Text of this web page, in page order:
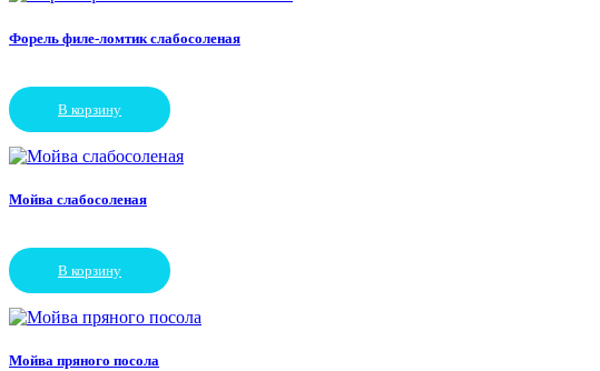
Форель филе-ломтик слабосоленая
В корзину
Мойва слабосоленая
В корзину
Мойва пряного посола